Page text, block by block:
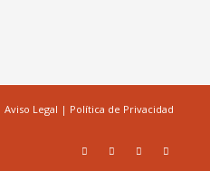
Aviso Legal | Política de Privacidad